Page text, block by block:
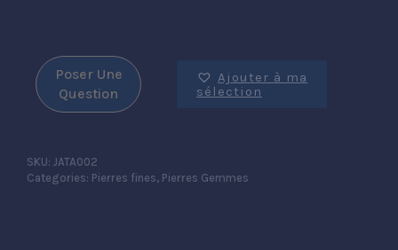
Poser Une
Question
Ajouter à ma
sélection
SKU: JATA002
Categories: Pierres fines, Pierres Gemmes